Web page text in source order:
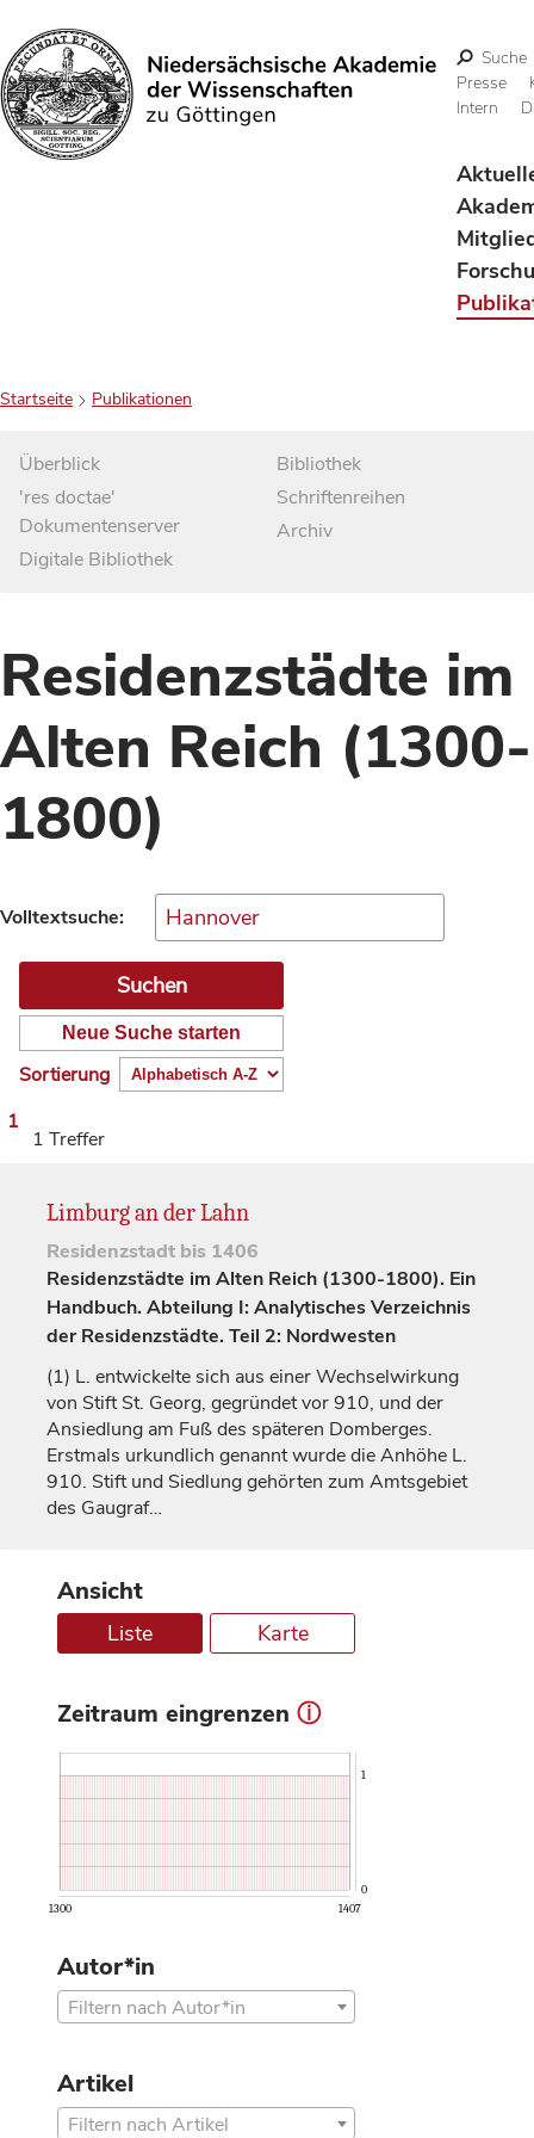
Suchen
Suche
Presse
Intern
Startseite Publikationen
Überblick
'res doctae'
Dokumentenserver
Digitale Bibliothek
Bibliothek
Schriftenreihen
Archiv
Residenzstädte im
Alten Reich (1300-
1800)
Volltextsuche:
Neue Suche starten
Sortierung
1
1 Treffer
Limburg an der Lahn
Residenzstadt bis 1406
Residenzstädte im Alten Reich (1300-1800). Ein
Handbuch. Abteilung I: Analytisches Verzeichnis
der Residenzstädte. Teil 2: Nordwesten
(1) L. entwickelte sich aus einer Wechselwirkung
von Stift St. Georg, gegründet vor 910, und der
Ansiedlung am Fuß des späteren Domberges.
Erstmals urkundlich genannt wurde die Anhöhe L.
910. Stift und Siedlung gehörten zum Amtsgebiet
des Gaugraf…
Ansicht
Liste Karte
Zeitraum eingrenzen ⓘ
1300 1407
0
1
Autor*in
Filtern nach Autor*in
Artikel
Filtern nach Artikel